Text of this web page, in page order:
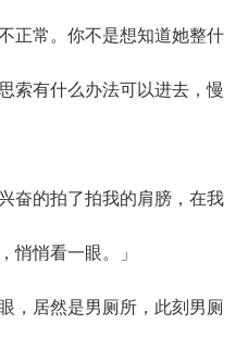
正常。你不是想知道她整什
索有什么办法可以进去，慢
的拍了拍我的肩膀，在我
悄悄看一眼。」
居然是男厕所，此刻男厕